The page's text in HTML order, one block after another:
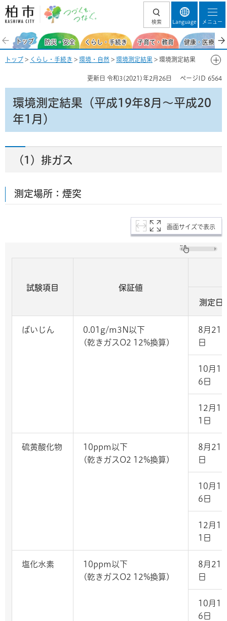
柏市 つづくを、
検索 Language メニュー
トップ 防災・安全 くらし・手続き 子育て・教育 健康・医療・
トップ > くらし・手続き > 環境・自然 > 環境測定結果 > 環境測定結果
更新日 令和3(2021)年2月26日 ページID 6564
環境測定結果（平成19年8月～平成20
年1月）
（1）排ガス
測定場所：煙突
画面サイズで表示
試験項目
保証値
測定日
ばいじん
0.01g/m3N以下
(乾きガスO2 12%換算)
8月21
日
10月1
6日
12月1
1日
硫黄酸化物
10ppm以下
(乾きガスO2 12%換算)
8月21
日
10月1
6日
12月1
1日
塩化水素
10ppm以下
(乾きガスO2 12%換算)
8月21
日
10月1
6日